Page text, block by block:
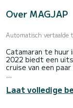
Over MAGJAP
Automatisch vertaalde
Catamaran te huur
2022 biedt een
cruise van een
bieden plaats aan
Laat volledige